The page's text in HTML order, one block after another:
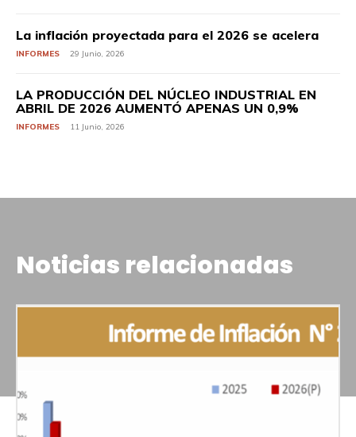
La inflación proyectada para el 2026 se acelera
INFORMES 29 Junio, 2026
LA PRODUCCIÓN DEL NÚCLEO INDUSTRIAL EN
ABRIL DE 2026 AUMENTÓ APENAS UN 0,9%
INFORMES 11 Junio, 2026
Noticias relacionadas